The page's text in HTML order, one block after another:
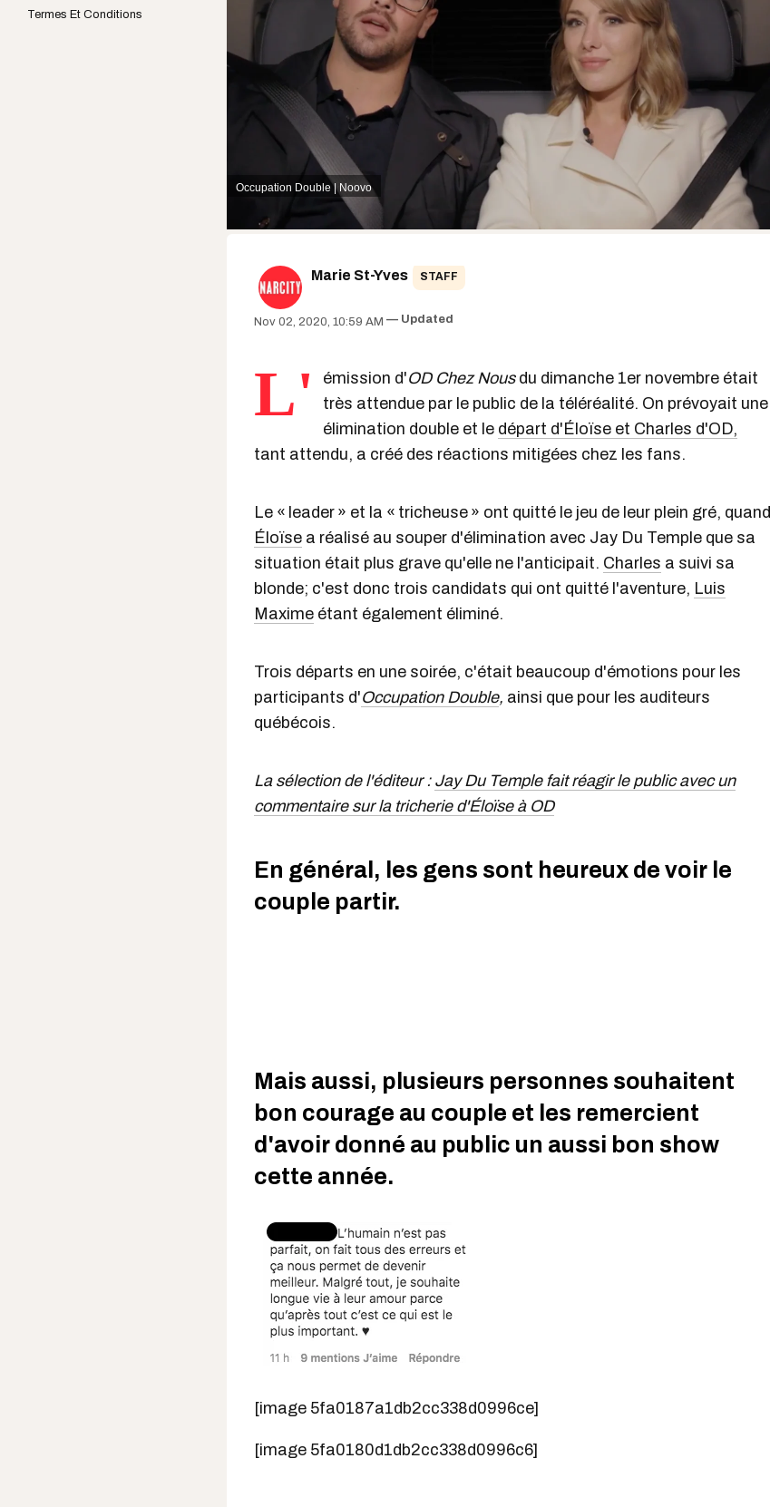
Termes Et Conditions
Occupation Double | Noovo
Marie St-Yves STAFF
Nov 02, 2020, 10:59 AM Updated
L' émission d'OD Chez Nousdu dimanche 1er novembre était
très attendue par le public de la téléréalité. On prévoyait une
élimination double et le départ d'Éloïse et Charles d'OD,
tant attendu, a créé des réactions mitigées chez les fans.
Le « leader » et la « tricheuse » ont quitté le jeu de leur plein gré, quand
Éloïse a réalisé au souper d'élimination avec Jay Du Temple que sa
situation était plus grave qu'elle ne l'anticipait. Charles a suivi sa
blonde; c'est donc trois candidats qui ont quitté l'aventure, Luis
Maxime étant également éliminé.
Trois départs en une soirée, c'était beaucoup d'émotions pour les
participants d'Occupation Double, ainsi que pour les auditeurs
québécois.
La sélection de l'éditeur : Jay Du Temple fait réagir le public avec un
commentaire sur la tricherie d'Éloïse à OD
En général, les gens sont heureux de voir le
couple partir.
Mais aussi, plusieurs personnes souhaitent
bon courage au couple et les remercient
d'avoir donné au public un aussi bon show
cette année.
[image 5fa0187a1db2cc338d0996ce]
[image 5fa0180d1db2cc338d0996c6]